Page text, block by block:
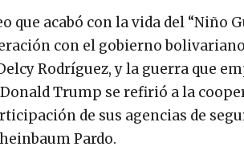
que acabó con la vida del “Niño
con el gobierno
Rodríguez, y la guerra que
Trump se refirió a la
de sus agencias de
Pardo.